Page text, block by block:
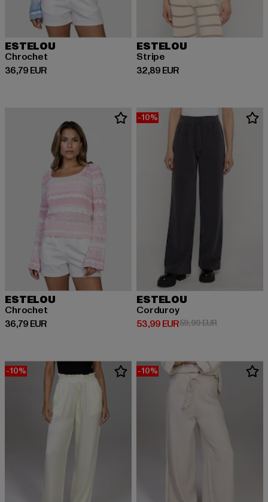
ESTELOU
Chrochet
36,79 EUR
Prix courant: 36,79 EUR
ESTELOU
Stripe
32,89 EUR
Prix courant: 32,89 EUR
ESTELOU
Chrochet
36,79 EUR
Prix courant: 36,79 EUR
-10%
ESTELOU
Corduroy
53,99 EUR
Prix courant: 53,99 EUR
59,99 EURPrix en
-10% -10%